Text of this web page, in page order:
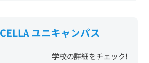
CELLA ユニキャンパス
学校の詳細をチェック!